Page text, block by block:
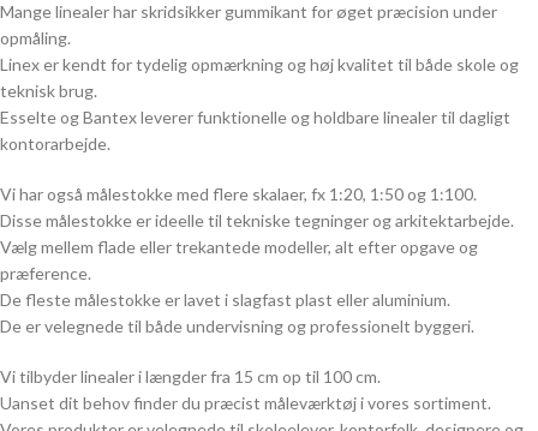
Mange linealer har skridsikker gummikant for øget præcision under
opmåling.
Linex er kendt for tydelig opmærkning og høj kvalitet til både skole og
teknisk brug.
Esselte og Bantex leverer funktionelle og holdbare linealer til dagligt
kontorarbejde.
Vi har også målestokke med flere skalaer, fx 1:20, 1:50 og 1:100.
Disse målestokke er ideelle til tekniske tegninger og arkitektarbejde.
Vælg mellem flade eller trekantede modeller, alt efter opgave og
præference.
De fleste målestokke er lavet i slagfast plast eller aluminium.
De er velegnede til både undervisning og professionelt byggeri.
Vi tilbyder linealer i længder fra 15 cm op til 100 cm.
Uanset dit behov finder du præcist måleværktøj i vores sortiment.